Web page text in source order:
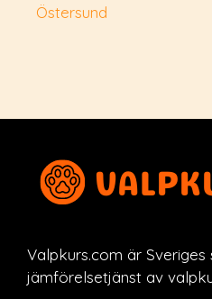
Östersund
Valpkurs.com är
jämförelsetjänst av